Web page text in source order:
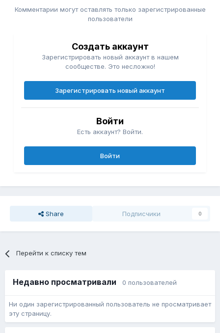
Комментарии могут оставлять только зарегистрированные
пользователи
Создать аккаунт
Зарегистрировать новый аккаунт в нашем
сообществе. Это несложно!
Зарегистрировать новый аккаунт
Войти
Есть аккаунт? Войти.
Войти
Share Подписчики 0
Перейти к списку тем
Недавно просматривали 0 пользователей
Ни один зарегистрированный пользователь не просматривает
эту страницу.